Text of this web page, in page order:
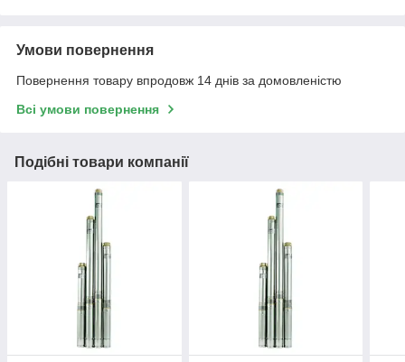
Умови повернення
Повернення товару впродовж 14 днів за домовленістю
Всі умови повернення
Подібні товари компанії